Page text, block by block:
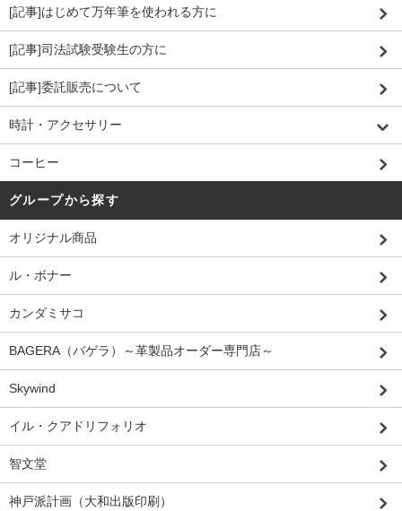
[記事]はじめて万年筆を使われる方に
[記事]司法試験受験生の方に
[記事]委託販売について
時計・アクセサリー
コーヒー
グループから探す
オリジナル商品
ル・ボナー
カンダミサコ
BAGERA（バゲラ）～革製品オーダー専門店～
Skywind
イル・クアドリフォリオ
智文堂
神戸派計画（大和出版印刷）